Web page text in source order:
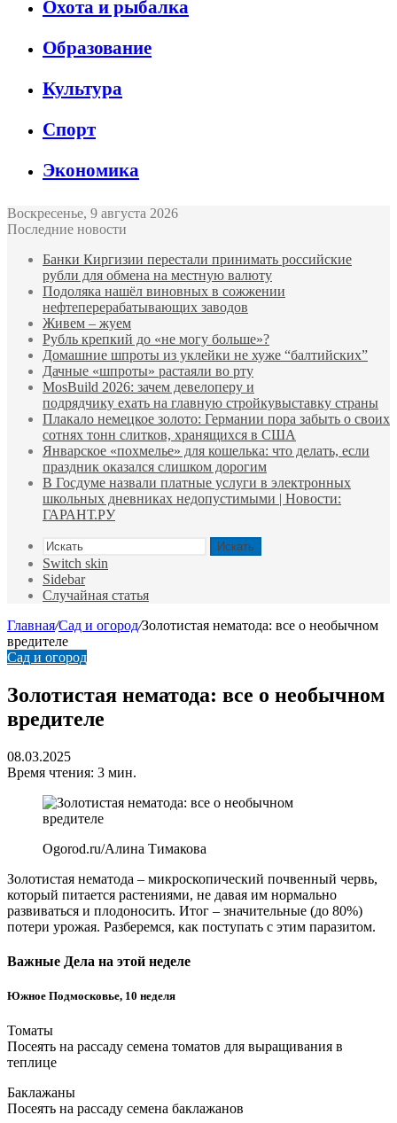
Охота и рыбалка
Образование
Культура
Спорт
Экономика
Воскресенье, 9 августа 2026
Последние новости
Банки Киргизии перестали принимать российские
рубли для обмена на местную валюту
Подоляка нашёл виновных в сожжении
нефтеперерабатывающих заводов
Живем – жуем
Рубль крепкий до «не могу больше»?
Домашние шпроты из уклейки не хуже “балтийских”
Дачные «шпроты» растаяли во рту
MosBuild 2026: зачем девелоперу и
подрядчиĸу ехать на главную стройĸувыставĸу страны
Плакало немецкое золото: Германии пора забыть о своих
сотнях тонн слитков, хранящихся в США
Январское «похмелье» для кошелька: что делать, если
праздник оказался слишком дорогим
В Госдуме назвали платные услуги в электронных
школьных дневниках недопустимыми | Новости:
ГАРАНТ.РУ
Искать
Switch skin
Sidebar
Случайная статья
Главная/Сад и огород/Золотистая нематода: все о необычном
вредителе
Сад и огород
Золотистая нематода: все о необычном
вредителе
08.03.2025
Время чтения: 3 мин.
Ogorod.ru/Алина Тимакова
Золотистая нематода – микроскопический почвенный червь,
который питается растениями, не давая им нормально
развиваться и плодоносить. Итог – значительные (до 80%)
потери урожая. Разберемся, как поступать с этим паразитом.
Важные Дела на этой неделе
Южное Подмосковье, 10 неделя
Томаты
Посеять на рассаду семена томатов для выращивания в
теплице
Баклажаны
Посеять на рассаду семена баклажанов